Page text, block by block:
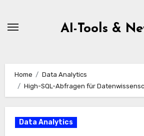
AI-Tools &
Home
Data Analytics
High-SQL-Abfragen für
Data Analytics